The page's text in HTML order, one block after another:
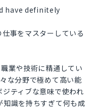
have definitely
事をマスターしている
業や技術に精通してい
な分野で極めて高い能
ティブな意味で使われ
識を持ちすぎて何も成